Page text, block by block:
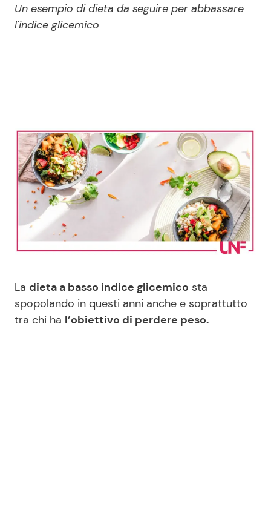
Politica Reality e Talent
News Musica
News Spettacolo
Benessere
Moda e Style
Mondo Mamma
Cucina e Ricette
Consigli di Cucina
Dolci
Le Ricette in TV
Un esempio di dieta da seguire per abbassare
l'indice glicemico
La dieta a basso indice glicemico sta
spopolando in questi anni anche e soprattutto
tra chi ha l’obiettivo di perdere peso.